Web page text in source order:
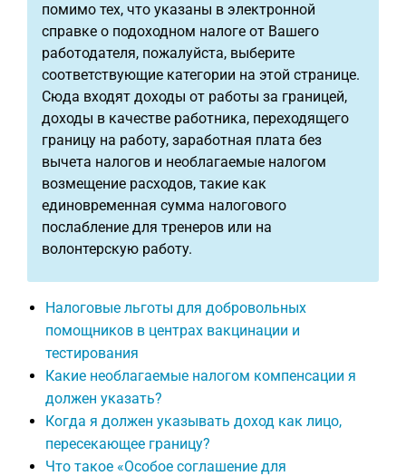
помимо тех, что указаны в электронной
справке о подоходном налоге от Вашего
работодателя, пожалуйста, выберите
соответствующие категории на этой странице.
Сюда входят доходы от работы за границей,
доходы в качестве работника, переходящего
границу на работу, заработная плата без
вычета налогов и необлагаемые налогом
возмещение расходов, такие как
единовременная сумма налогового
послабление для тренеров или на
волонтерскую работу.
Налоговые льготы для добровольных
помощников в центрах вакцинации и
тестирования
Какие необлагаемые налогом компенсации я
должен указать?
Когда я должен указывать доход как лицо,
пересекающее границу?
Что такое «Особое соглашение для